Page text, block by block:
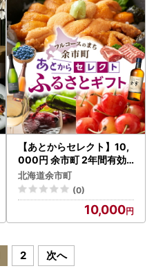
【あとからセレクト】10,
000円 余市町 2年間有効
！ 選べる 返礼品 ギフト 海
の幸 海鮮 フルーツ 果物 ワ
イン ウイスキー_Y800-0
北海道余市町
(0)
10,000
2 次へ